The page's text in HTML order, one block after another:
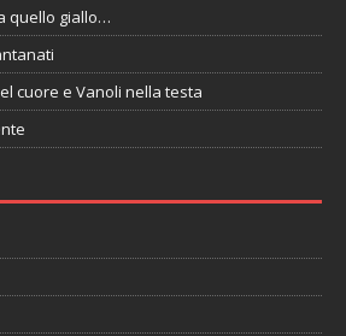
quello giallo…
cuore e Vanoli nella testa